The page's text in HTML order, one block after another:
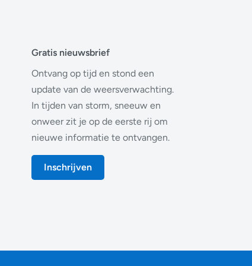
Gratis nieuwsbrief
Ontvang op tijd en stond een
update van de weersverwachting.
In tijden van storm, sneeuw en
onweer zit je op de eerste rij om
nieuwe informatie te ontvangen.
Inschrijven